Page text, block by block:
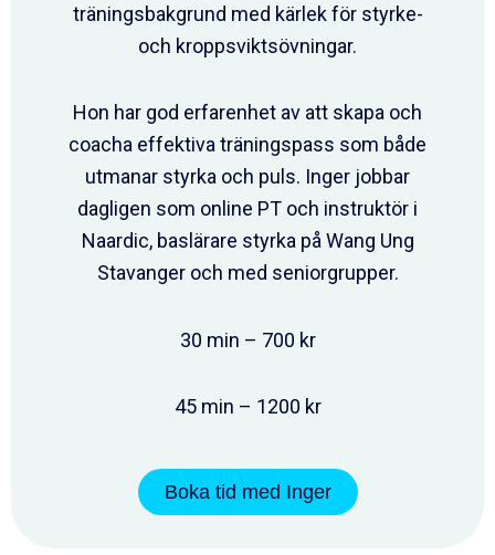
träningsbakgrund med kärlek för styrke-
och kroppsviktsövningar.
Hon har god erfarenhet av att skapa och
coacha effektiva träningspass som både
utmanar styrka och puls. Inger jobbar
dagligen som online PT och instruktör i
Naardic, baslärare styrka på Wang Ung
Stavanger och med seniorgrupper.
30 min – 700 kr
45 min – 1200 kr
Boka tid med Inger